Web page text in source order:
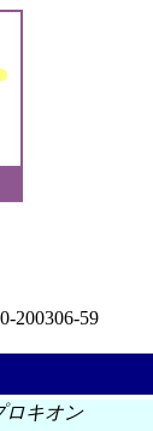
200306-59
ロキオン